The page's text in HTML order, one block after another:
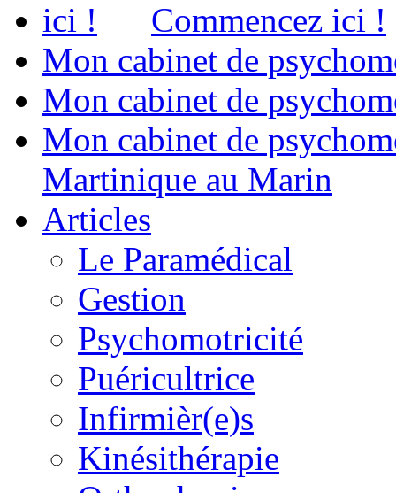
Commencez ici !
Mon cabinet de
Mon cabinet de
Mon cabinet de
Martinique au Marin
Articles
Le Paramédical
Gestion
Psychomotricité
Puéricultrice
Infirmièr(e)s
Kinésithérapie